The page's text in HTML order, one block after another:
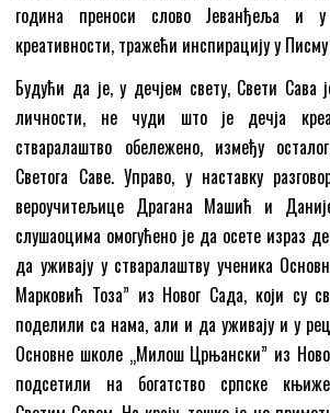
година преноси слово Јеванђеља и
креативности, тражећи инспирацију у
Будући да је, у дечјем свету, Свети Сава
личности, не чуди што је дечја
стваралаштво обележено, између
Светога Саве. Управо, у наставку
вероучитељице Драгана Машић и
слушаоцима омогућено је да осете израз
да уживају у стваралаштву ученика
Марковић Тоза” из Новог Сада, који су
поделили са нама, али и да уживају и у
Основне школе „Милош Црњански” из
подсетили на богатство српске